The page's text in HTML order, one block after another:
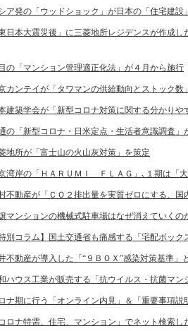
ア発の「ウッドショック」が日本の「住宅建設
日本大震災後」に三菱地所レジデンスが作成
の「マンション管理適正化法」が４月から施行
カンテイが「タワマンの供給動向とストック数
建築学会が「新型コロナ対策に関する分かりや
の「新型コロナ・日米定点・生活者意識調査」
地所が「富士山の火山灰対策」を策定
湾岸の「ＨＡＲＵＭＩ ＦＬＡＧ」､１期は「
不動産が「ＣＯ２排出量を実質ゼロにする、
マンションの機械式駐車場はなぜ消えていくの
別コラム】国土交通省も痛感する「宅配ボック
不動産が導入した「“９ＢＯＸ”感染対策基準」
ハウス工業が販売する「抗ウイルス・抗菌マン
ナ期に行う「オンライン内見」＆「重要事項説
ロナ特需、住宅、マンション」でネット検索し